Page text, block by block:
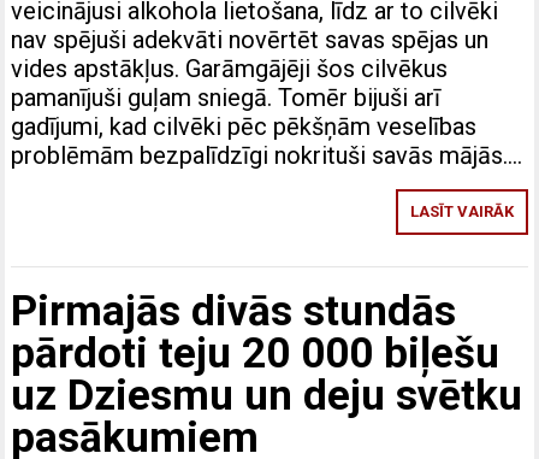
veicinājusi alkohola lietošana, līdz ar to cilvēki
nav spējuši adekvāti novērtēt savas spējas un
vides apstākļus. Garāmgājēji šos cilvēkus
pamanījuši guļam sniegā. Tomēr bijuši arī
gadījumi, kad cilvēki pēc pēkšņām veselības
problēmām bezpalīdzīgi nokrituši savās mājās….
LASĪT VAIRĀK
Pirmajās divās stundās
pārdoti teju 20 000 biļešu
uz Dziesmu un deju svētku
pasākumiem